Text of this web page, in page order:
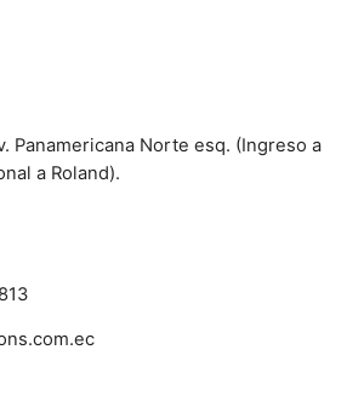
Panamericana Norte esq. (Ingreso a
a Roland).